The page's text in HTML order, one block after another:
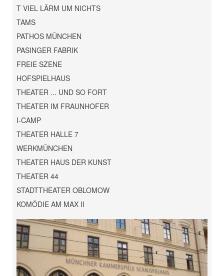
T VIEL LÄRM UM NICHTS
TAMS
PATHOS MÜNCHEN
PASINGER FABRIK
FREIE SZENE
HOFSPIELHAUS
THEATER ... UND SO FORT
THEATER IM FRAUNHOFER
I-CAMP
THEATER HALLE 7
WERKMÜNCHEN
THEATER HAUS DER KUNST
THEATER 44
STADTTHEATER OBLOMOW
KOMÖDIE AM MAX II